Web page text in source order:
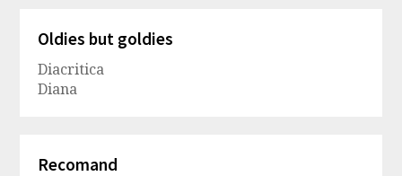
Oldies but goldies
Diacritica
Diana
Recomand